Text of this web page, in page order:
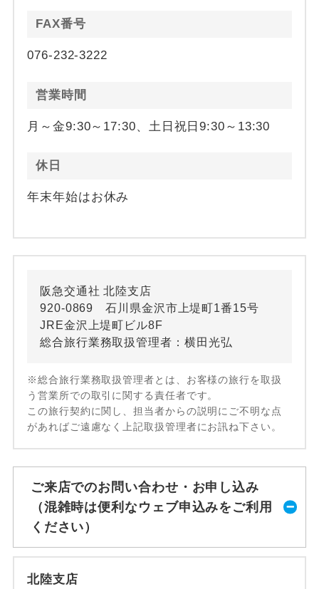
FAX番号
076-232-3222
営業時間
月～金9:30～17:30、土日祝日9:30～13:30
休日
年末年始はお休み
阪急交通社 北陸支店
920-0869 石川県金沢市上堤町1番15号
JRE金沢上堤町ビル8F
総合旅行業務取扱管理者：横田光弘
※総合旅行業務取扱管理者とは、お客様の旅行を取扱
う営業所での取引に関する責任者です。
この旅行契約に関し、担当者からの説明にご不明な点
があればご遠慮なく上記取扱管理者にお訊ね下さい。
ご来店でのお問い合わせ・お申し込み
（混雑時は便利なウェブ申込みをご利用
ください）
北陸支店